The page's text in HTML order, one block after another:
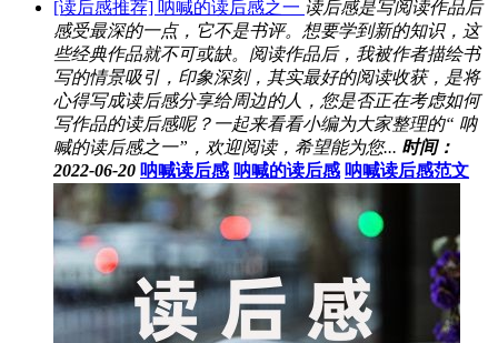
[读后感推荐] 呐喊的读后感之一 读后感是写阅读作品后
感受最深的一点，它不是书评。想要学到新的知识，这
些经典作品就不可或缺。阅读作品后，我被作者描绘书
写的情景吸引，印象深刻，其实最好的阅读收获，是将
心得写成读后感分享给周边的人，您是否正在考虑如何
写作品的读后感呢？一起来看看小编为大家整理的“ 呐
喊的读后感之一”，欢迎阅读，希望能为您... 时间：
2022-06-20 呐喊读后感 呐喊的读后感 呐喊读后感范文